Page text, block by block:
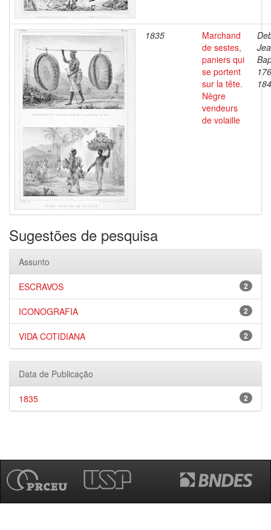
1835
Marchand
de sestes,
paniers qui
se portent
sur la tête.
Nègre
vendeurs
de volaille
Sugestões de pesquisa
Assunto
2
ESCRAVOS
2
ICONOGRAFIA
2
VIDA COTIDIANA
Data de Publicação
2
1835